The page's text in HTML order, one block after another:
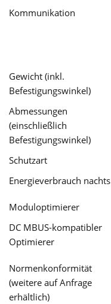
Kommunikation
Gewicht (inkl.
Befestigungswinkel)
Abmessungen
(einschließlich
Befestigungswinkel)
Schutzart
Energieverbrauch nachts
Moduloptimierer
DC MBUS-kompatibler
Optimierer
Normenkonformität
(weitere auf Anfrage
erhältlich)